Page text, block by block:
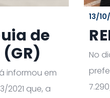
de
informou em
2021 que, a
13/
No